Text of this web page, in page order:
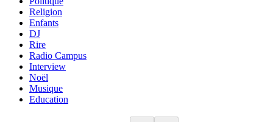
Religion
Enfants
DJ
Rire
Radio Campus
Interview
Noël
Musique
Education